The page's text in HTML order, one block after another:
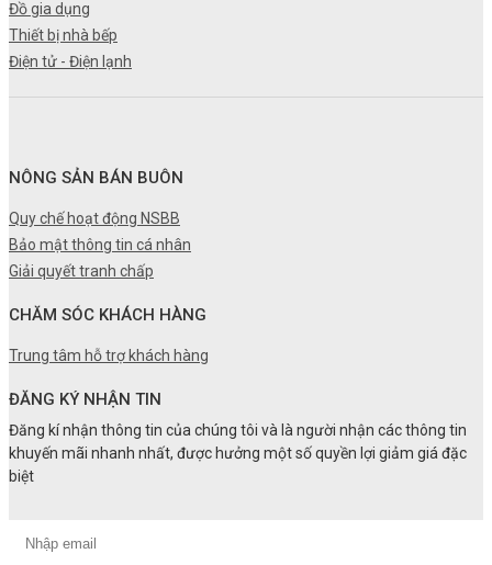
Đồ gia dụng
Thiết bị nhà bếp
Điện tử - Điện lạnh
NÔNG SẢN BÁN BUÔN
Quy chế hoạt động NSBB
Bảo mật thông tin cá nhân
Giải quyết tranh chấp
CHĂM SÓC KHÁCH HÀNG
Trung tâm hỗ trợ khách hàng
ĐĂNG KÝ NHẬN TIN
Đăng kí nhận thông tin của chúng tôi và là người nhận các thông tin
khuyến mãi nhanh nhất, được hưởng một số quyền lợi giảm giá đặc
biệt